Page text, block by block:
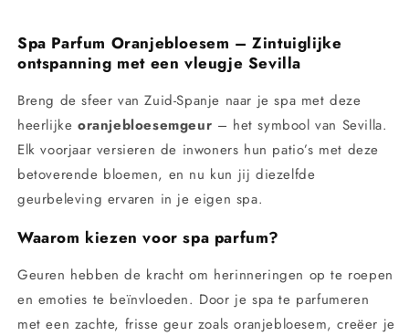
Spa Parfum Oranjebloesem – Zintuiglijke
ontspanning met een vleugje Sevilla
Breng de sfeer van Zuid-Spanje naar je spa met deze
heerlijke oranjebloesemgeur – het symbool van Sevilla.
Elk voorjaar versieren de inwoners hun patio’s met deze
betoverende bloemen, en nu kun jij diezelfde
geurbeleving ervaren in je eigen spa.
Waarom kiezen voor spa parfum?
Geuren hebben de kracht om herinneringen op te roepen
en emoties te beïnvloeden. Door je spa te parfumeren
met een zachte, frisse geur zoals oranjebloesem, creëer je